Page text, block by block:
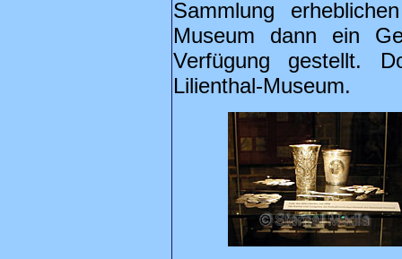
Sammlung
Museum dann ein
Verfügung gestellt.
Lilienthal-Museum.